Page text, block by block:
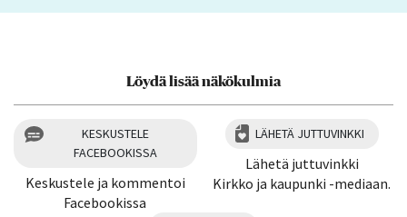
Löydä lisää näkökulmia
KESKUSTELE
FACEBOOKISSA
Keskustele ja kommentoi
Facebookissa
LÄHETÄ JUTTUVINKKI
Lähetä juttuvinkki
Kirkko ja kaupunki -mediaan.